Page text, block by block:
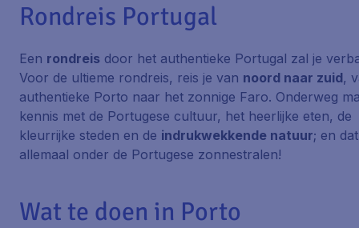
Rondreis Portugal
Een rondreis door het authentieke Portugal zal je
Voor de ultieme rondreis, reis je van noord naar zuid,
authentieke Porto naar het zonnige Faro. Onderweg
kennis met de Portugese cultuur, het heerlijke eten, de
kleurrijke steden en de indrukwekkende natuur; en dat
allemaal onder de Portugese zonnestralen!
Wat te doen in Porto